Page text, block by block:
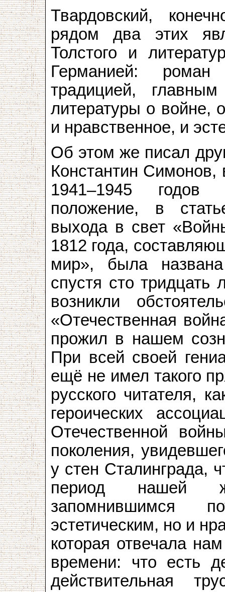
Твардовский,
рядом два этих
Толстого и
Германией:
традицией,
литературы о войне,
и нравственное, и
Об этом же писал
Константин Симонов,
1941–1945 годов
положение, в
выхода в свет
1812 года,
мир», была
спустя сто тридцать
возникли
«Отечественная
прожил в нашем
При всей своей
ещё не имел такого
русского читателя,
героических
Отечественной
поколения,
у стен Сталинграда,
период нашей
запомнившимся
эстетическим, но и
которая отвечала
времени: что есть
действительная